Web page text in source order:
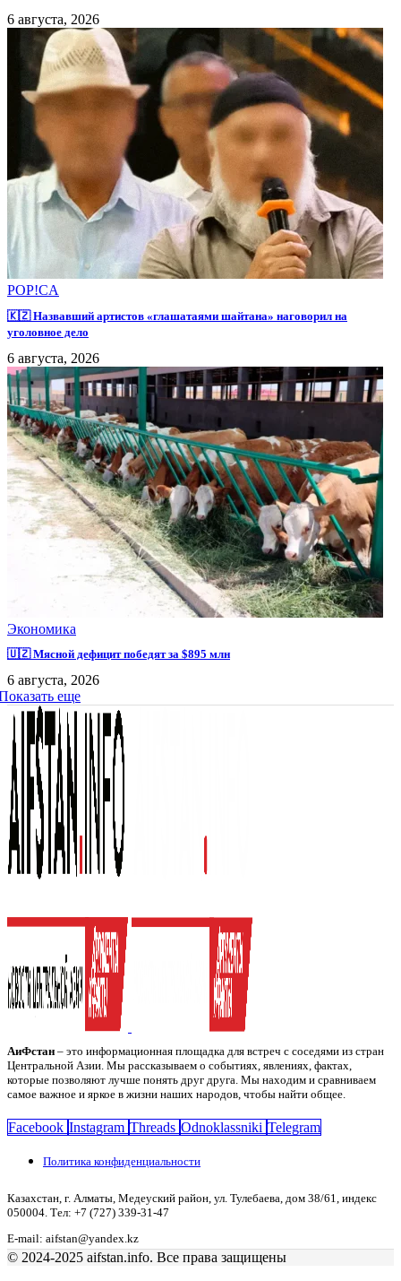
6 августа, 2026
POP!CA
🇰🇿 Назвавший артистов «глашатаями шайтана» наговорил на
уголовное дело
6 августа, 2026
Экономика
🇺🇿 Мясной дефицит победят за $895 млн
6 августа, 2026
еще
АиФстан – это информационная площадка для встреч с соседями из стран
Центральной Азии. Мы рассказываем о событиях, явлениях, фактах,
которые позволяют лучше понять друг друга. Мы находим и сравниваем
самое важное и яркое в жизни наших народов, чтобы найти общее.
Facebook Instagram Threads Odnoklassniki Telegram
Политика конфиденциальности
Казахстан, г. Алматы, Медеуский район, ул. Тулебаева, дом 38/61, индекс
050004. Тел: +7 (727) 339-31-47
E-mail: aifstan@yandex.kz
© 2024-2025 aifstan.info. Все права защищены